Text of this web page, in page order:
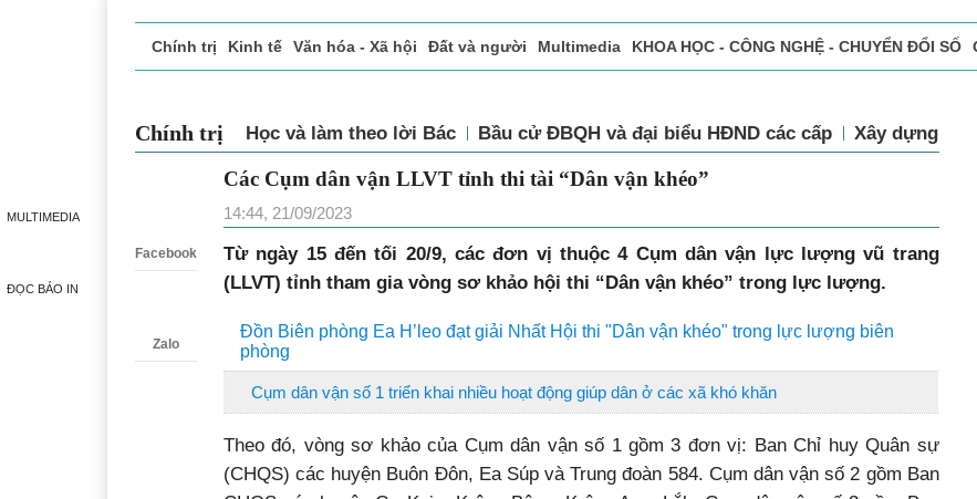
MULTIMEDIA
ĐỌC BÁO IN
Chính trị Kinh tế Văn hóa - Xã hội Đất và người Multimedia KHOA HỌC - CÔNG NGHỆ - CHUYỂN ĐỔI SỐ
Chính trị Học và làm theo lời Bác Bầu cử ĐBQH và đại biểu HĐND các cấp Xây dựng
Facebook
Zalo
Các Cụm dân vận LLVT tỉnh thi tài “Dân vận khéo”
14:44, 21/09/2023
Từ ngày 15 đến tối 20/9, các đơn vị thuộc 4 Cụm dân vận lực lượng vũ trang
(LLVT) tỉnh tham gia vòng sơ khảo hội thi “Dân vận khéo” trong lực lượng.
Đồn Biên phòng Ea H’leo đạt giải Nhất Hội thi "Dân vận khéo" trong lực lượng biên
phòng
Cụm dân vận số 1 triển khai nhiều hoạt động giúp dân ở các xã khó khăn
Theo đó, vòng sơ khảo của Cụm dân vận số 1 gồm 3 đơn vị: Ban Chỉ huy Quân sự
(CHQS) các huyện Buôn Đôn, Ea Súp và Trung đoàn 584. Cụm dân vận số 2 gồm Ban